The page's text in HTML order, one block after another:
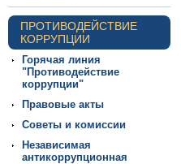
ПРОТИВОДЕЙСТВИЕ
КОРРУПЦИИ
Горячая линия
"Противодействие
коррупции"
Правовые акты
Советы и комиссии
Независимая
антикоррупционная